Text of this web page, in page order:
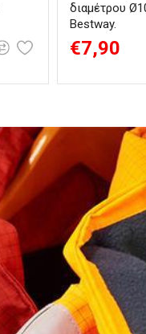
διαμέτρου
Bestway.
€7,90